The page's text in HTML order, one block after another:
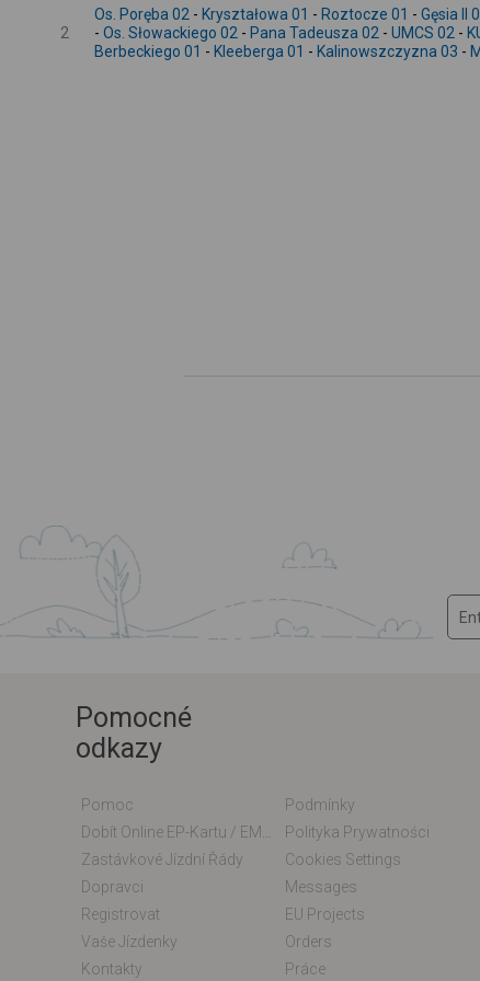
2
Os. Poręba 02 - Kryształowa 01 - Roztocze 01 - Gęsia II
- Os. Słowackiego 02 - Pana Tadeusza 02 - UMCS 02 -
Berbeckiego 01 - Kleeberga 01 - Kalinowszczyzna 03 -
Pomocné
odkazy
Pomoc
Podmínky
Polityka Prywatności
Zastávkové Jízdní Řády
Cookies Settings
Dopravci
Messages
Registrovat
EU Projects
Vaše Jízdenky
Orders
Kontakty
Práce